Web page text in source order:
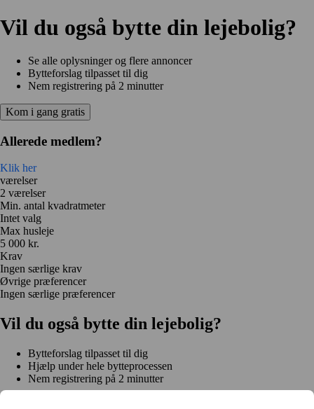
Vil du også bytte din lejebolig?
Se alle oplysninger og flere annoncer
Bytteforslag tilpasset til dig
Nem registrering på 2 minutter
Kom i gang gratis
Allerede medlem?
Klik her
værelser
2 værelser
Min. antal kvadratmeter
Intet valg
Max husleje
5 000 kr.
Krav
Ingen særlige krav
Øvrige præferencer
Ingen særlige præferencer
Vil du også bytte din lejebolig?
Bytteforslag tilpasset til dig
Hjælp under hele bytteprocessen
Nem registrering på 2 minutter